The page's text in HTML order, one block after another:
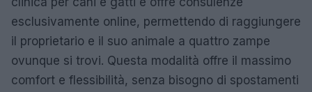
esclusivamente online, permettendo di raggiungere
il proprietario e il suo animale a quattro zampe
ovunque si trovi. Questa modalità offre il massimo
comfort e flessibilità, senza bisogno di spostamenti